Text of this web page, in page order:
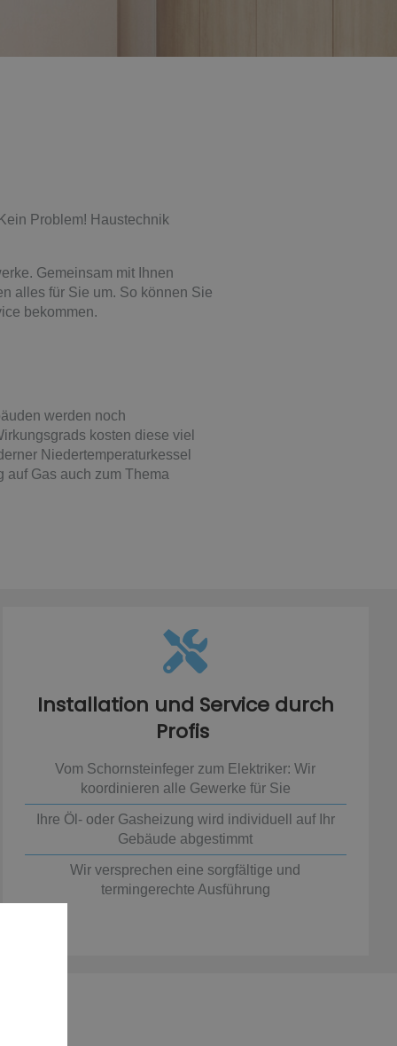
Problem! Haustechnik
Gemeinsam mit Ihnen
alles für Sie um. So können Sie
bekommen.
werden noch
kosten diese viel
Niedertemperaturkessel
auf Gas auch zum Thema
Installation und Service durch
Profis
Vom Schornsteinfeger zum Elektriker: Wir
koordinieren alle Gewerke für Sie
Ihre Öl- oder Gasheizung wird individuell auf Ihr
Gebäude abgestimmt
Wir versprechen eine sorgfältige und
termingerechte Ausführung